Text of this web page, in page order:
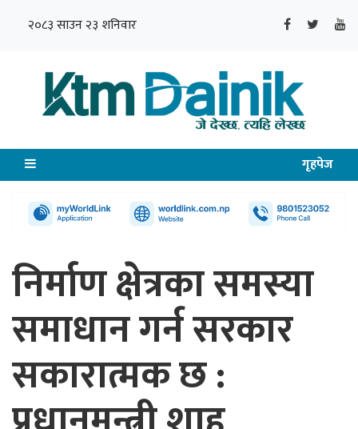
२०८३ साउन २३ शनिवार
गृहपेज
निर्माण क्षेत्रका समस्या
समाधान गर्न सरकार
सकारात्मक छ :